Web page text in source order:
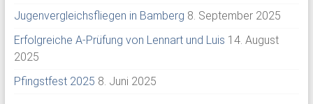
Jugenvergleichsfliegen in Bamberg 8. September 2025
Erfolgreiche A-Prüfung von Lennart und Luis 14. August
2025
Pfingstfest 2025 8. Juni 2025